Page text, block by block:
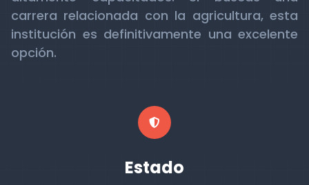
carrera relacionada con la agricultura, esta
institución es definitivamente una excelente
opción.
Estado